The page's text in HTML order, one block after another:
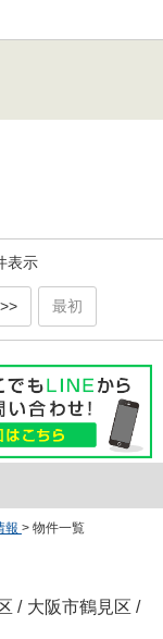
表示
最初
報 > 物件一覧
/ 大阪市鶴見区 /